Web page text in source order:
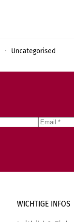
Uncategorised
WICHTIGE INFOS